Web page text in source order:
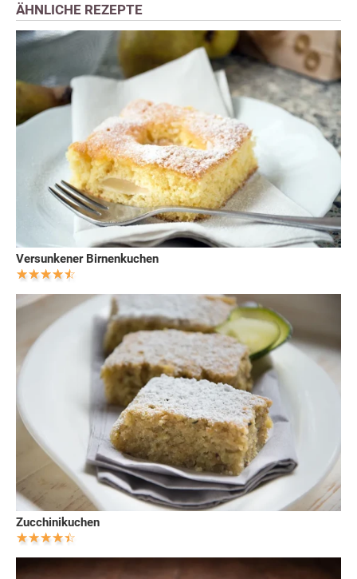
ÄHNLICHE REZEPTE
Versunkener Birnenkuchen
Zucchinikuchen